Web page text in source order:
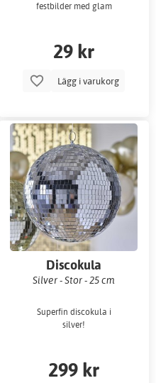
festbilder med glam
29 kr
Lägg i varukorg
Discokula
Silver - Stor - 25 cm
Superfin discokula i
silver!
299 kr